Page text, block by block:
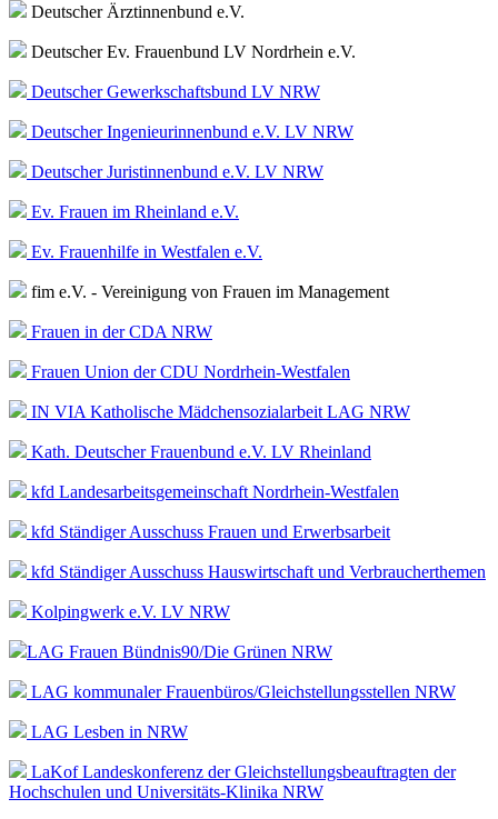
Deutscher Ärztinnenbund e.V.
Deutscher Ev. Frauenbund LV Nordrhein e.V.
Deutscher Gewerkschaftsbund LV NRW
Deutscher Ingenieurinnenbund e.V. LV NRW
Deutscher Juristinnenbund e.V. LV NRW
Ev. Frauen im Rheinland e.V.
Ev. Frauenhilfe in Westfalen e.V.
fim e.V. - Vereinigung von Frauen im Management
Frauen in der CDA NRW
Frauen Union der CDU Nordrhein-Westfalen
IN VIA Katholische Mädchensozialarbeit LAG NRW
Kath. Deutscher Frauenbund e.V. LV Rheinland
kfd Landesarbeitsgemeinschaft Nordrhein-Westfalen
kfd Ständiger Ausschuss Frauen und Erwerbsarbeit
kfd Ständiger Ausschuss Hauswirtschaft und Verbraucherthemen
Kolpingwerk e.V. LV NRW
LAG Frauen Bündnis90/Die Grünen NRW
LAG kommunaler Frauenbüros/Gleichstellungs­stellen NRW
LAG Lesben in NRW
LaKof Landeskonferenz der Gleichstellungsbeauftragten der
Hochschulen und Universitäts-Klinika NRW